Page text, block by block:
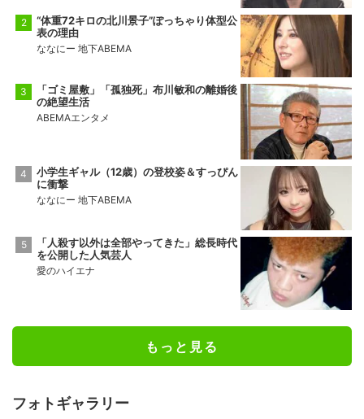
“体重72キロの北川景子”ぽっちゃり体型公
表の理由
ななにー 地下ABEMA
「ゴミ屋敷」「孤独死」布川敏和の離婚後
の絶望生活
ABEMAエンタメ
小学生ギャル（12歳）の登校姿＆すっぴん
に衝撃
ななにー 地下ABEMA
「人殺す以外は全部やってきた」総長時代
を公開した人気芸人
愛のハイエナ
もっと見る
フォトギャラリー